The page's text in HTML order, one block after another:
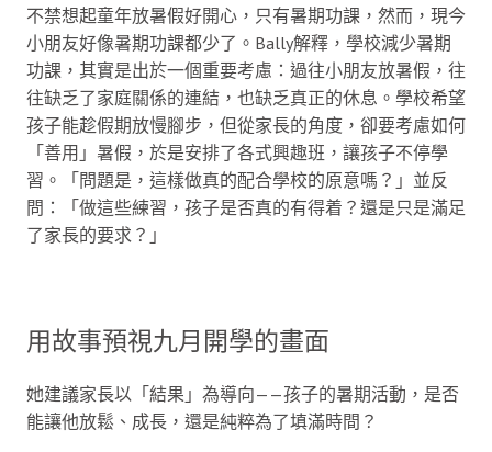
不禁想起童年放暑假好開心，只有暑期功課，然而，現今
小朋友好像暑期功課都少了。Bally解釋，學校減少暑期
功課，其實是出於一個重要考慮：過往小朋友放暑假，往
往缺乏了家庭關係的連結，也缺乏真正的休息。學校希望
孩子能趁假期放慢腳步，但從家長的角度，卻要考慮如何
「善用」暑假，於是安排了各式興趣班，讓孩子不停學
習。「問題是，這樣做真的配合學校的原意嗎？」並反
問：「做這些練習，孩子是否真的有得着？還是只是滿足
了家長的要求？」
用故事預視九月開學的畫面
她建議家長以「結果」為導向——孩子的暑期活動，是否
能讓他放鬆、成長，還是純粹為了填滿時間？